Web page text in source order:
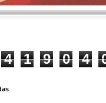
4 1 9 0 4